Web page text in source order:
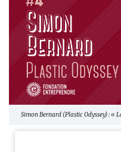
Simon Bernard (Plastic Odyssey) :